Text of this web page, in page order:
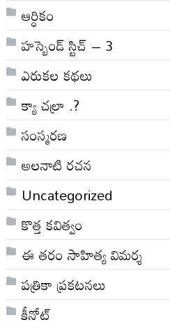
ఆర్ధికం
హస్బెండ్ స్టిచ్ – 3
ఎరుకల కథలు
క్యా చల్రా .?
సంస్మరణ
అలనాటి రచన
Uncategorized
కొత్త కవిత్వం
ఈ తరం సాహిత్య విమర్శ
పత్రికా ప్రకటనలు
కీనోట్